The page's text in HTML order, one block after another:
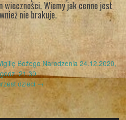
wieczności. Wiemy jak cenne jest
nie brakuje.
Bożego Narodzenia 24.12.2020,
godz. 21.30
dzieci →